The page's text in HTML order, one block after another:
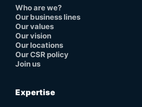
Who are we?
Our business lines
Our values
Our vision
Our locations
Our CSR policy
Join us
Expertise